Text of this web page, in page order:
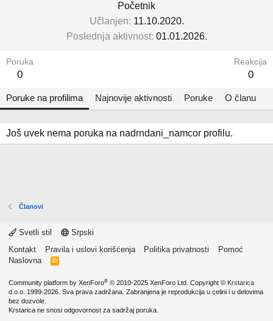
Početnik
Učlanjen 11.10.2020.
Poslednja aktivnost 01.01.2026.
Poruka
0
Reakcija
0
Poruke na profilima Najnovije aktivnosti Poruke O članu
Još uvek nema poruka na nadrndani_namcor profilu.
Članovi
Svetli stil
Srpski
Kontakt
Pravila i uslovi korišćenja Politika privatnosti
Pomoć
Naslovna
R
Community platform by XenForo® © 2010-2025 XenForo Ltd. Copyright © Krstarica
d.o.o. 1999-2026. Sva prava zadržana. Zabranjena je reprodukcija u celini i u delovima
bez dozvole.
Krstarica ne snosi odgovornost za sadržaj poruka.